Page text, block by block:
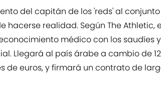
del capitán de los 'reds' al
hacerse realidad. Según The
médico con los saudíes
Llegará al país árabe a cambio de
de euros, y firmará un contrato de